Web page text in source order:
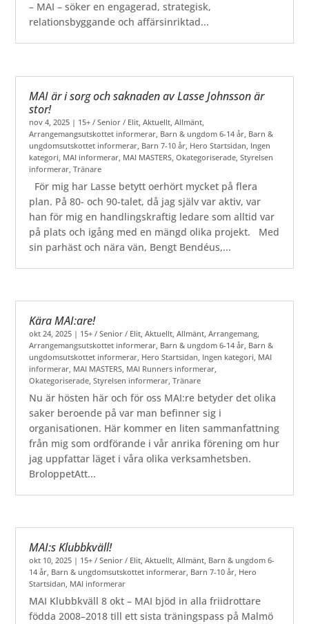
– MAI – söker en engagerad, strategisk,
relationsbyggande och affärsinriktad...
MAI är i sorg och saknaden av Lasse Johnsson är
stor!
nov 4, 2025 | 15+ / Senior / Elit ,Aktuellt ,Allmänt
Arrangemangsutskottet informerar Barn & ungdom 6-14 år Barn &
ungdomsutskottet informerar Barn 7-10 år Hero Startsidan Ingen
kategori MAI informerar MAI MASTERS ,Okategoriserade ,Styrelsen
informerar ,Tränare
För mig har Lasse betytt oerhört mycket på flera
plan. På 80- och 90-talet, då jag själv var aktiv, var
han för mig en handlingskraftig ledare som alltid var
på plats och igång med en mängd olika projekt. Med
sin parhäst och nära vän, Bengt Bendéus,...
Kära MAI:are!
okt 24, 2025 | 15+ / Senior / Elit ,Aktuellt ,Allmänt ,Arrangemang
Arrangemangsutskottet informerar Barn & ungdom 6-14 år Barn &
ungdomsutskottet informerar Hero Startsidan Ingen kategori MAI
informerar MAI MASTERS MAI Runners informerar
Okategoriserade ,Styrelsen informerar ,Tränare
Nu är hösten här och för oss MAI:re betyder det olika
saker beroende på var man befinner sig i
organisationen. Här kommer en liten sammanfattning
från mig som ordförande i vår anrika förening om hur
jag uppfattar läget i våra olika verksamhetsben.
BroloppetAtt...
MAI:s Klubbkväll!
okt 10, 2025 | 15+ / Senior / Elit,Aktuellt,Allmänt, Barn & ungdom 6-
14 år, Barn & ungdomsutskottet informerar, Barn 7-10 år, Hero
Startsidan, MAI informerar
MAI Klubbkväll 8 okt – MAI bjöd in alla friidrottare
födda 2008–2018 till ett sista träningspass på Malmö